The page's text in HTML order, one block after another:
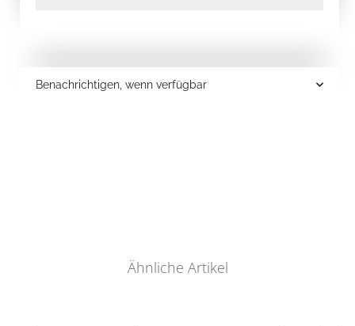
Benachrichtigen, wenn verfügbar
Ähnliche Artikel